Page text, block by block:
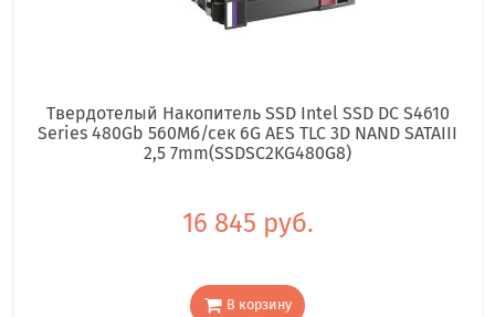
Твердотелый Накопитель SSD Intel SSD DC S4610
Series 480Gb 560Мб/сек 6G AES TLC 3D NAND SATAIII
2,5 7mm(SSDSC2KG480G8)
16 845 руб.
В корзину